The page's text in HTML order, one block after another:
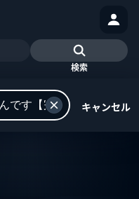
検索
キャンセル